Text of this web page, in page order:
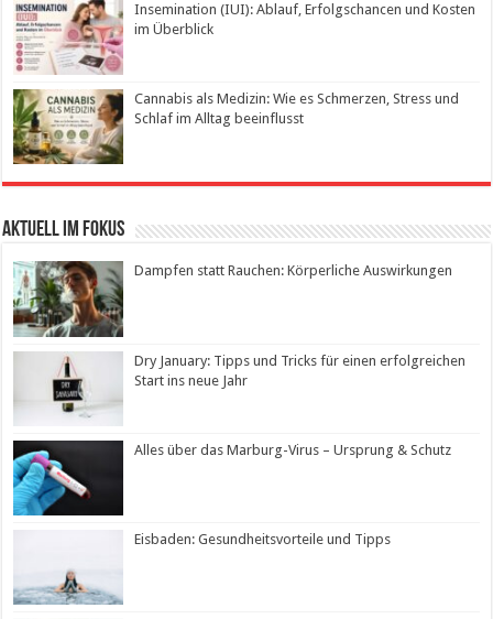
Insemination (IUI): Ablauf, Erfolgschancen und Kosten
im Überblick
Cannabis als Medizin: Wie es Schmerzen, Stress und
Schlaf im Alltag beeinflusst
Aktuell im Fokus
Dampfen statt Rauchen: Körperliche Auswirkungen
Dry January: Tipps und Tricks für einen erfolgreichen
Start ins neue Jahr
Alles über das Marburg-Virus – Ursprung & Schutz
Eisbaden: Gesundheitsvorteile und Tipps